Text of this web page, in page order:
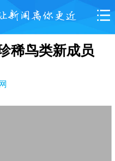
稀鸟类新成员